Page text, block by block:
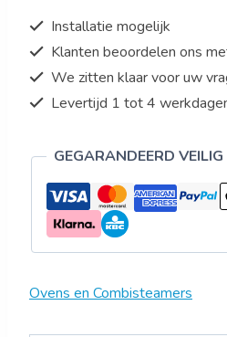
600
x
400
aantal
Installatie mogelijk
Klanten beoordelen ons
We zitten klaar voor uw
Levertijd 1 tot 4
GEGARANDEERD
Ovens en Combisteamers